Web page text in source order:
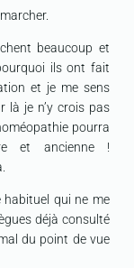
beaucoup et
ils ont fait
et je me sens
là je n’y crois pas
pourra
et ancienne !
habituel qui ne me
déjà consulté
du point de vue